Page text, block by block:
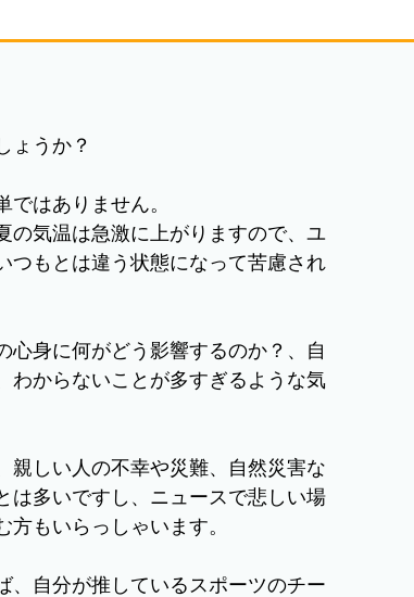
ょうか？
はありません。
の気温は急激に上がりますので、ユ
つもとは違う状態になって苦慮され
心身に何がどう影響するのか？、自
わからないことが多すぎるような気
親しい人の不幸や災難、自然災害な
は多いですし、ニュースで悲しい場
もいらっしゃいます。
、自分が推しているスポーツのチー